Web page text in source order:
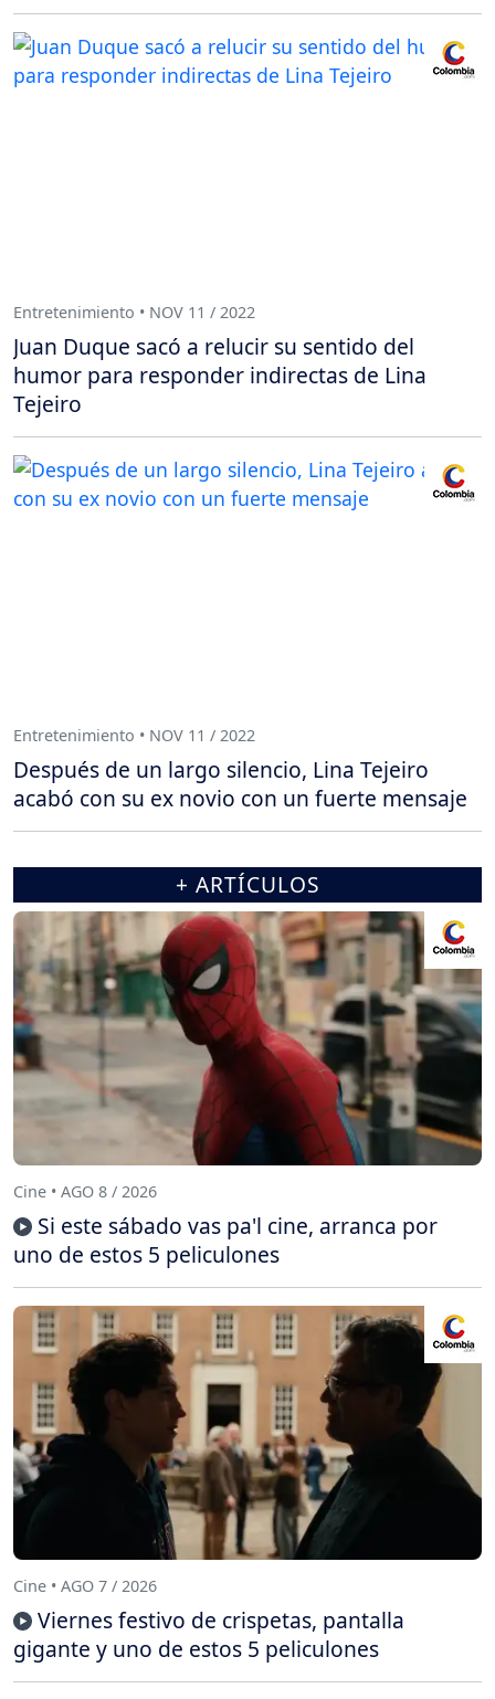
Entretenimiento • NOV 11 / 2022
Juan Duque sacó a relucir su sentido del
humor para responder indirectas de Lina
Tejeiro
Entretenimiento • NOV 11 / 2022
Después de un largo silencio, Lina Tejeiro
acabó con su ex novio con un fuerte mensaje
+ ARTÍCULOS
Cine • AGO 8 / 2026
Si este sábado vas pa'l cine, arranca por
uno de estos 5 peliculones
Cine • AGO 7 / 2026
Viernes festivo de crispetas, pantalla
gigante y uno de estos 5 peliculones